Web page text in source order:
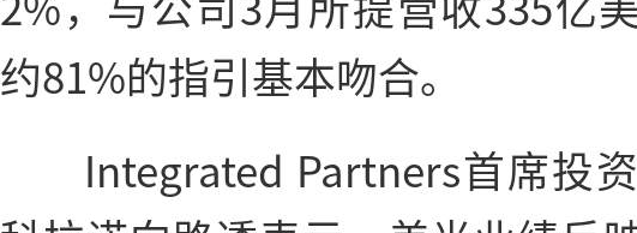
约81%的指引基本吻合。
Integrated Partners首席投